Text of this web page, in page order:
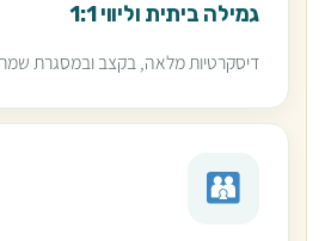
גמילה ביתית וליווי 1:1
דיסקרטיות מלאה, בקצב ובמסגרת